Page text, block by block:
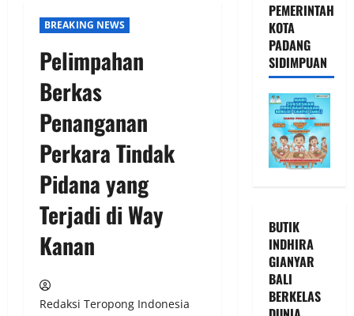
BREAKING NEWS
Pelimpahan
Berkas
Penanganan
Perkara Tindak
Pidana yang
Terjadi di Way
Kanan
Redaksi Teropong Indonesia
PEMERINTAH
KOTA
PADANG
SIDIMPUAN
BUTIK
INDHIRA
GIANYAR
BALI
BERKELAS